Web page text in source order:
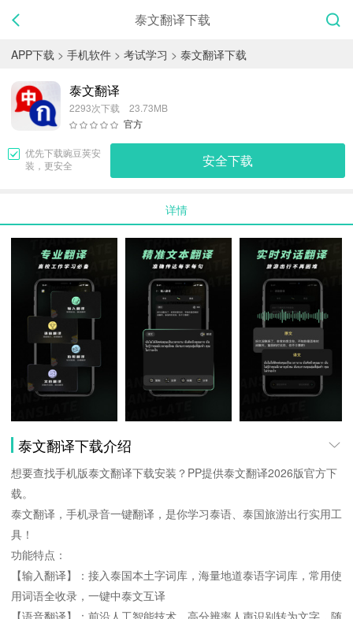
泰文翻译下载
APP下载 > 手机软件 > 考试学习 > 泰文翻译下载
泰文翻译
2293次下载 23.73MB
官方
优先下载豌豆荚安
装，更安全
安全下载
详情
泰文翻译下载介绍
想要查找手机版泰文翻译下载安装？PP提供泰文翻译2026版官方下
载。
泰文翻译，手机录音一键翻译，是你学习泰语、泰国旅游出行实用工
具！
功能特点：
【输入翻译】：接入泰国本土字词库，海量地道泰语字词库，常用使
用词语全收录，一键中泰文互译
【语音翻译】：前沿人工智能技术，高分辨率人声识别转为文字，随